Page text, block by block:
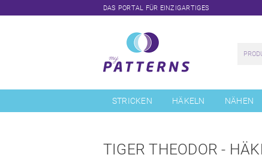
DAS PORTAL FÜR EINZIGARTIGES
überspringen
STRICKEN HÄKELN NÄHEN
TIGER THEODOR -